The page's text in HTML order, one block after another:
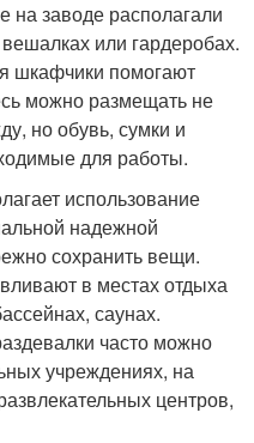
на заводе располагали
или гардеробах.
шкафчики помогают
можно размещать не
но обувь, сумки и
для работы.
использование
надежной
сохранить вещи.
в местах отдыха
саунах.
часто можно
учреждениях, на
центров,